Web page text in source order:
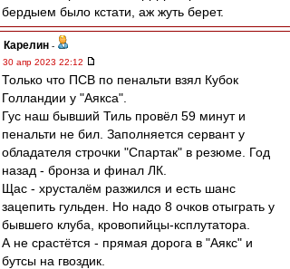
бердыем было кстати, аж жуть берет.
Карелин -
30 апр 2023 22:12
Только что ПСВ по пенальти взял Кубок
Голландии у "Аякса".
Гус наш бывший Тиль провёл 59 минут и
пенальти не бил. Заполняется сервант у
обладателя строчки "Спартак" в резюме. Год
назад - бронза и финал ЛК.
Щас - хрусталём разжился и есть шанс
зацепить гульден. Но надо 8 очков отыграть у
бывшего клуба, кровопийцы-ксплутатора.
А не срастётся - прямая дорога в "Аякс" и
бутсы на гвоздик.